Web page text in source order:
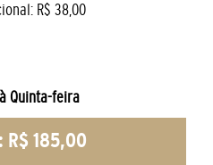
R$ 38,00
Quinta-feira
R$ 185,00